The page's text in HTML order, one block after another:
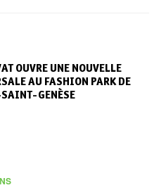
OUVRE UNE NOUVELLE
AU FASHION PARK DE
SAINT-GENÈSE